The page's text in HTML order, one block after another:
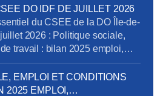
Sud-Ouest sont concernés.
des échanges, […]
DO IDF DE JUILLET 2026
du CSEE de la DO Île-de-
2026 : Politique sociale,
travail : bilan 2025 emploi,
Pôle Obligations
d’usage et mise en
des heures et périodes
EMPLOI ET CONDITIONS
2025 EMPLOI,